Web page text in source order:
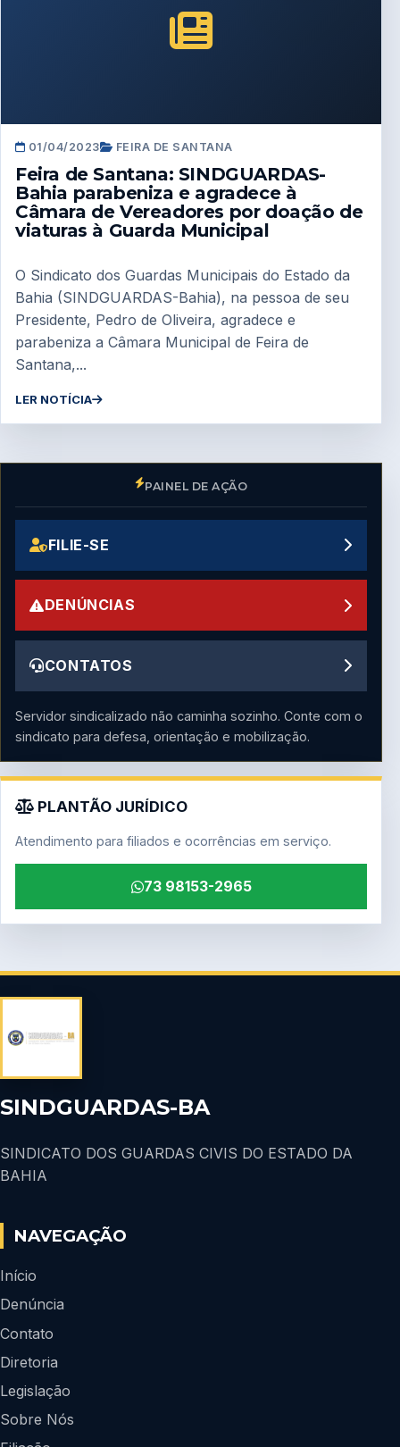
01/04/2023 FEIRA DE SANTANA
Feira de Santana: SINDGUARDAS-
Bahia parabeniza e agradece à
Câmara de Vereadores por doação de
viaturas à Guarda Municipal
O Sindicato dos Guardas Municipais do Estado da
Bahia (SINDGUARDAS-Bahia), na pessoa de seu
Presidente, Pedro de Oliveira, agradece e
parabeniza a Câmara Municipal de Feira de
Santana,...
LER NOTÍCIA
PAINEL DE AÇÃO
FILIE-SE
DENÚNCIAS
CONTATOS
Servidor sindicalizado não caminha sozinho. Conte com o
sindicato para defesa, orientação e mobilização.
PLANTÃO JURÍDICO
Atendimento para filiados e ocorrências em serviço.
73 98153-2965
SINDGUARDAS-BA
SINDICATO DOS GUARDAS CIVIS DO ESTADO DA
BAHIA
NAVEGAÇÃO
Início
Denúncia
Contato
Diretoria
Legislação
Sobre Nós